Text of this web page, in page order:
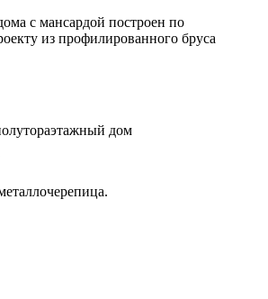
с мансардой построен по
из профилированного бруса
дом